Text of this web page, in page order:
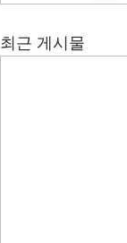
최근 게시물